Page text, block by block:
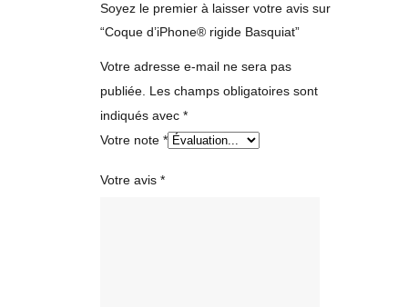
Soyez le premier à laisser votre avis sur
“Coque d’iPhone® rigide Basquiat”
Votre adresse e-mail ne sera pas
publiée. Les champs obligatoires sont
indiqués avec *
Votre note *
Votre avis *